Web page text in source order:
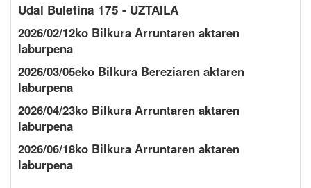
Udal Buletina 175 - UZTAILA
2026/02/12ko Bilkura Arruntaren aktaren
laburpena
2026/03/05eko Bilkura Bereziaren aktaren
laburpena
2026/04/23ko Bilkura Arruntaren aktaren
laburpena
2026/06/18ko Bilkura Arruntaren aktaren
laburpena